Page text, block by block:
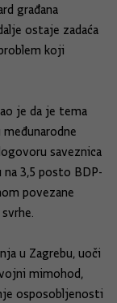
građana
ostaje zadaća
koji
je da je tema
saveznica
3,5 posto BDP-
povezane
u Zagrebu, uoči
mimohod,
osposobljenosti